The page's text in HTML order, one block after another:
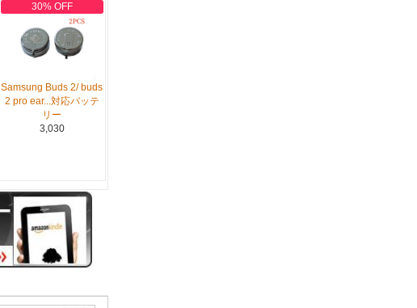
30% OFF
Samsung Buds 2/ buds
2 pro ear...対応バッテ
リー
3,030